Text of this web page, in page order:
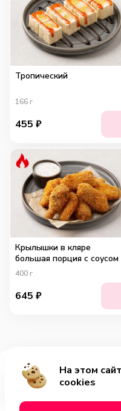
Тропический
166 г
455 ₽
Крылышки в кляре
большая порция с соусом
400 г
645 ₽
На этом
cookies